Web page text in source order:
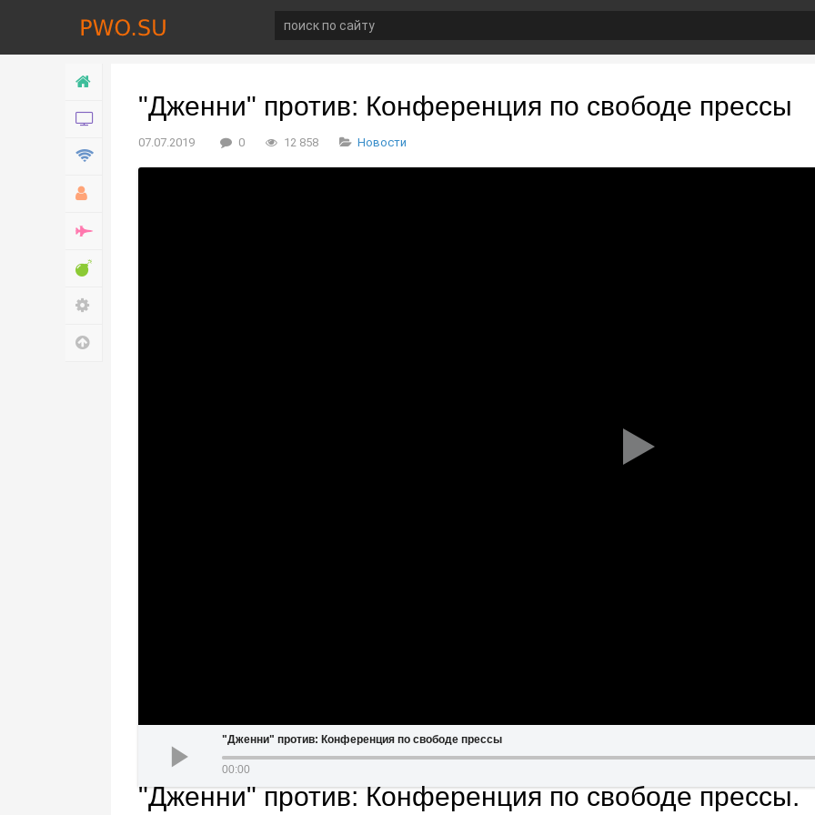
Новости
"Дженни" против: Конференция по свободе прессы
07.07.2019 0 12 858 Новости
"Дженни" против: Конференция по свободе прессы
00:00
"Дженни" против: Конференция по свободе прессы.